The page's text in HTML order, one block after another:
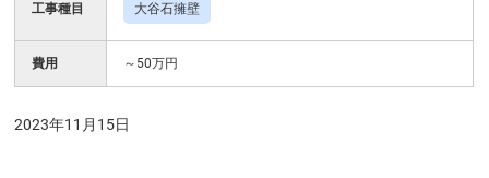
工事種目 大谷石擁壁
費用 ～50万円
2023年11月15日